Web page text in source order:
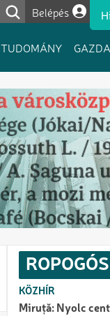
Belépés
TUDOMÁNY
ROPOGÓS
KÖZHÍR
Miruță: Nyolc